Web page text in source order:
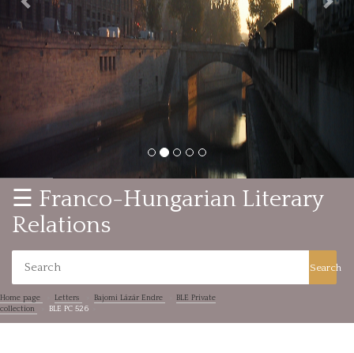
☰ Franco-Hungarian Literary
Relations
Search
Home page Letters Bajomi Lázár Endre
BLE Private
collection
BLE PC 526